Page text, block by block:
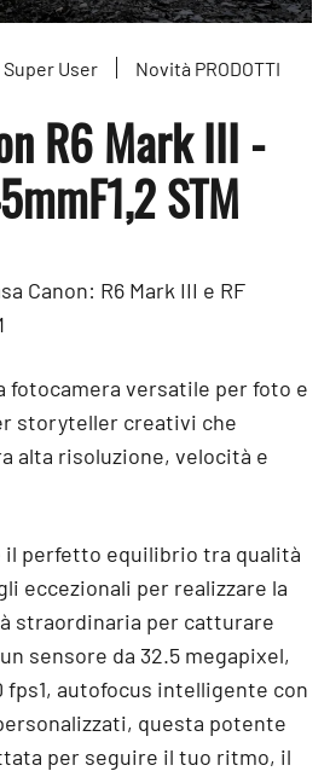
Super User Novità PRODOTTI
R6 Mark III -
STM
Canon: R6 Mark III e RF
fotocamera versatile per foto e
storyteller creativi che
alta risoluzione, velocità e
il perfetto equilibrio tra qualità
eccezionali per realizzare la
straordinaria per catturare
sensore da 32.5 megapixel,
autofocus intelligente con
questa potente
per seguire il tuo ritmo, il